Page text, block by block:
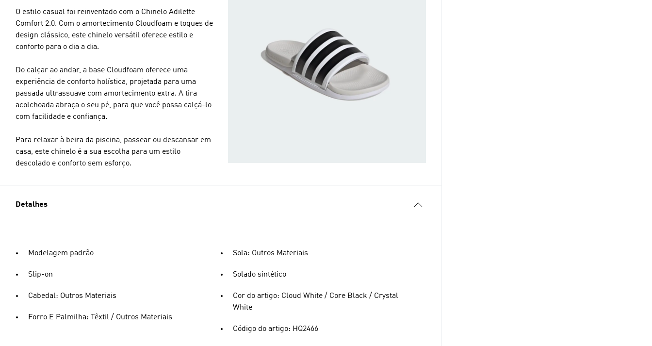
O estilo casual foi reinventado com o Chinelo Adilette
Comfort 2.0. Com o amortecimento Cloudfoam e toques de
design clássico, este chinelo versátil oferece estilo e
conforto para o dia a dia.
Do calçar ao andar, a base Cloudfoam oferece uma
experiência de conforto holística, projetada para uma
passada ultrassuave com amortecimento extra. A tira
acolchoada abraça o seu pé, para que você possa calçá-lo
com facilidade e confiança.
Para relaxar à beira da piscina, passear ou descansar em
casa, este chinelo é a sua escolha para um estilo
descolado e conforto sem esforço.
Detalhes
Modelagem padrão
Slip-on
Cabedal: Outros Materiais
Forro E Palmilha: Têxtil / Outros Materiais
Sola: Outros Materiais
Solado sintético
Cor do artigo: Cloud White / Core Black / Crystal
White
Código do artigo: HQ2466